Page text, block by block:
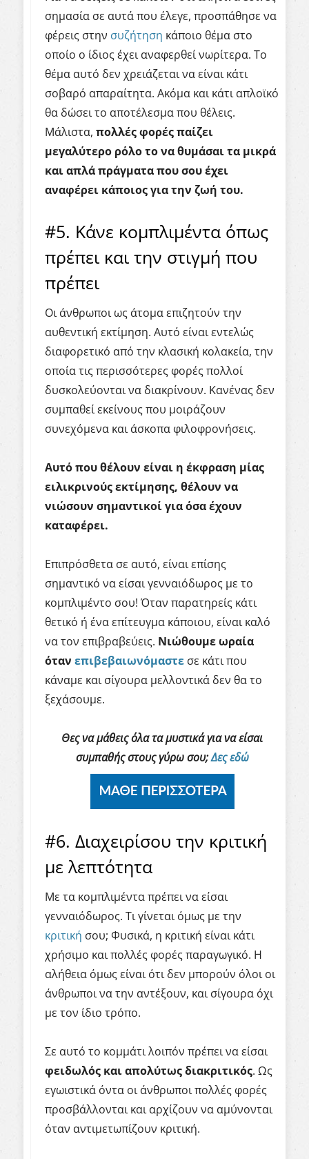
σημασία σε αυτά που έλεγε, προσπάθησε να
φέρεις στην συζήτηση κάποιο θέμα στο
οποίο ο ίδιος έχει αναφερθεί νωρίτερα. Το
θέμα αυτό δεν χρειάζεται να είναι κάτι
σοβαρό απαραίτητα. Ακόμα και κάτι απλοϊκό
θα δώσει το αποτέλεσμα που θέλεις.
Μάλιστα, πολλές φορές παίζει
μεγαλύτερο ρόλο το να θυμάσαι τα μικρά
και απλά πράγματα που σου έχει
αναφέρει κάποιος για την ζωή του.
#5. Κάνε κομπλιμέντα όπως
πρέπει και την στιγμή που
πρέπει
Οι άνθρωποι ως άτομα επιζητούν την
αυθεντική εκτίμηση. Αυτό είναι εντελώς
διαφορετικό από την κλασική κολακεία, την
οποία τις περισσότερες φορές πολλοί
δυσκολεύονται να διακρίνουν. Κανένας δεν
συμπαθεί εκείνους που μοιράζουν
συνεχόμενα και άσκοπα φιλοφρονήσεις.
Αυτό που θέλουν είναι η έκφραση μίας
ειλικρινούς εκτίμησης, θέλουν να
νιώσουν σημαντικοί για όσα έχουν
καταφέρει.
Επιπρόσθετα σε αυτό, είναι επίσης
σημαντικό να είσαι γενναιόδωρος με το
κομπλιμέντο σου! Όταν παρατηρείς κάτι
θετικό ή ένα επίτευγμα κάποιου, είναι καλό
να τον επιβραβεύεις. Νιώθουμε ωραία
όταν επιβεβαιωνόμαστε σε κάτι που
κάναμε και σίγουρα μελλοντικά δεν θα το
ξεχάσουμε.
Θες να μάθεις όλα τα μυστικά για να είσαι
συμπαθής στους γύρω σου;Δες εδώ
#6. Διαχειρίσου την κριτική
με λεπτότητα
Με τα κομπλιμέντα πρέπει να είσαι
γενναιόδωρος. Τι γίνεται όμως με την
κριτική σου; Φυσικά, η κριτική είναι κάτι
χρήσιμο και πολλές φορές παραγωγικό. Η
αλήθεια όμως είναι ότι δεν μπορούν όλοι οι
άνθρωποι να την αντέξουν, και σίγουρα όχι
με τον ίδιο τρόπο.
Σε αυτό το κομμάτι λοιπόν πρέπει να είσαι
φειδωλός και απολύτως διακριτικός. Ως
εγωιστικά όντα οι άνθρωποι πολλές φορές
προσβάλλονται και αρχίζουν να αμύνονται
όταν αντιμετωπίζουν κριτική.